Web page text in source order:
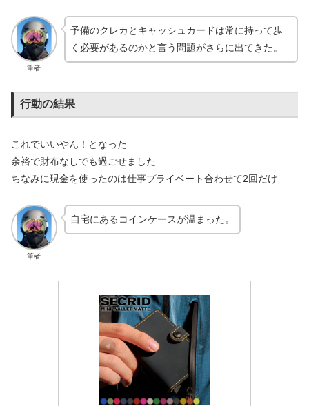
筆者
予備のクレカとキャッシュカードは常に持って歩
く必要があるのかと言う問題がさらに出てきた。
行動の結果
これでいいやん！となった
余裕で財布なしでも過ごせました
ちなみに現金を使ったのは仕事プライベート合わせて2回だけ
筆者
自宅にあるコインケースが温まった。